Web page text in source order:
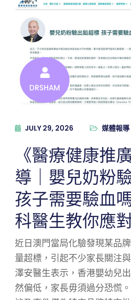
DRSHAM
JULY 29, 2026 媒體報導
《醫療健康推
導｜嬰兒奶粉
孩子需要驗血
科醫生教你應
近日澳門當局化驗發現某品
量超標，引起不少家長關注
澤安醫生表示，香港嬰幼兒
然偏低，家長毋須過分恐慌